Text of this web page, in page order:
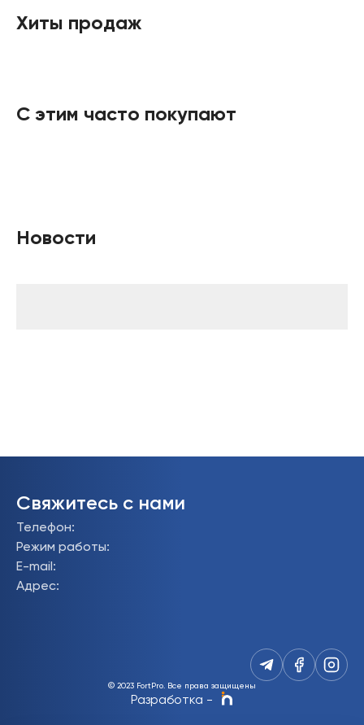
Хиты продаж
С этим часто покупают
Новости
Свяжитесь с нами
Телефон:
Режим работы:
E-mail :
Адрес:
© 2023 FortPro. Все права защищены
Разработка -